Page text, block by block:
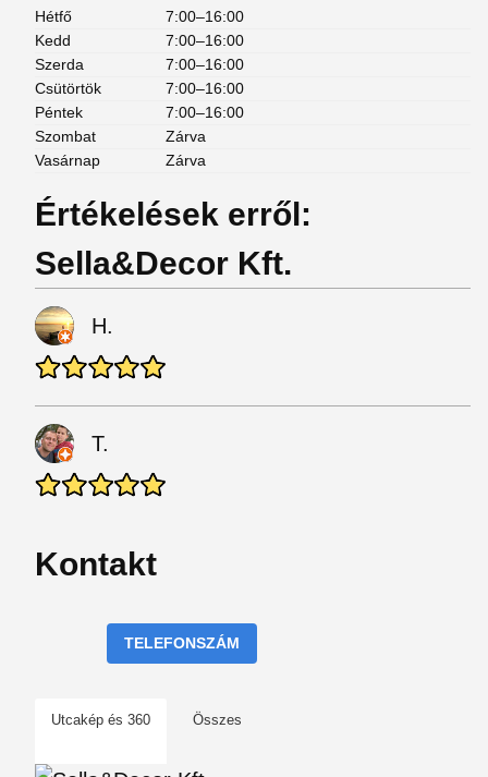
Hétfő
7:00–16:00
Kedd
7:00–16:00
Szerda
7:00–16:00
Csütörtök
7:00–16:00
Péntek
7:00–16:00
Szombat
Zárva
Vasárnap
Zárva
Értékelések erről:
Sella&Decor Kft.
H.
T.
Kontakt
TELEFONSZÁM
Utcakép és 360 Összes